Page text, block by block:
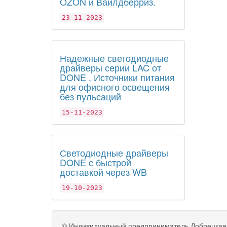
23-11-2023
Надежные светодиодные
драйверы серии LAC от
DONE . Источники питания
для офисного освещения
без пульсаций
15-11-2023
Светодиодные драйверы
DONE с быстрой
доставкой через WB
19-10-2023